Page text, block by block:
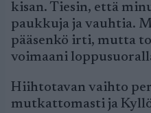
kisan. Tiesin, että
paukkuja ja vauhtia.
pääsenkö irti, mutta
voimaani
Hiihtotavan vaihto
mutkattomasti ja